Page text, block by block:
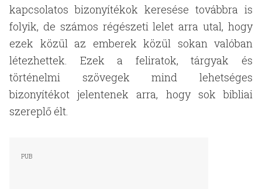
kapcsolatos bizonyítékok keresése továbbra is
folyik, de számos régészeti lelet arra utal, hogy
ezek közül az emberek közül sokan valóban
létezhettek. Ezek a feliratok, tárgyak és
történelmi szövegek mind lehetséges
bizonyítékot jelentenek arra, hogy sok bibliai
szereplő élt.